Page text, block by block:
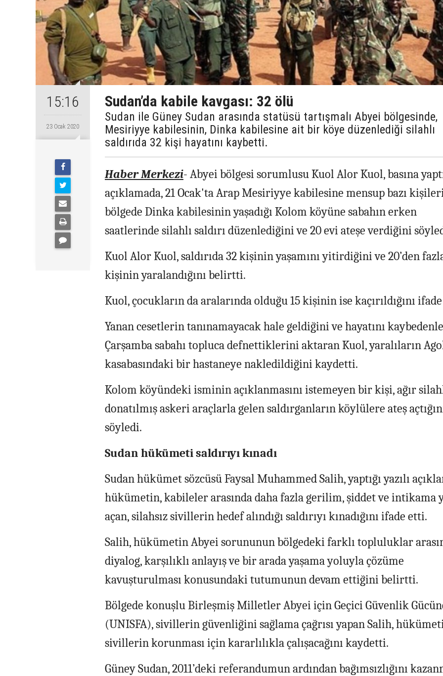
15:16
23 Ocak 2020
Sudan’da kabile kavgası: 32 ölü
Sudan ile Güney Sudan arasında statüsü tartışmalı Abyei bölgesinde,
Mesiriyye kabilesinin, Dinka kabilesine ait bir köye düzenlediği silahlı
saldırıda 32 kişi hayatını kaybetti.
Haber Merkezi- Abyei bölgesi sorumlusu Kuol Alor Kuol, basına
açıklamada, 21 Ocak'ta Arap Mesiriyye kabilesine mensup bazı
bölgede Dinka kabilesinin yaşadığı Kolom köyüne sabahın erken
saatlerinde silahlı saldırı düzenlediğini ve 20 evi ateşe verdiğini
Kuol Alor Kuol, saldırıda 32 kişinin yaşamını yitirdiğini ve 20’den
kişinin yaralandığını belirtti.
Kuol, çocukların da aralarında olduğu 15 kişinin ise kaçırıldığını
Yanan cesetlerin tanınamayacak hale geldiğini ve hayatını
Çarşamba sabahı topluca defnettiklerini aktaran Kuol, yaralıların
kasabasındaki bir hastaneye nakledildiğini kaydetti.
Kolom köyündeki isminin açıklanmasını istemeyen bir kişi, ağır
donatılmış askeri araçlarla gelen saldırganların köylülere ateş
söyledi.
Sudan hükümeti saldırıyı kınadı
Sudan hükümet sözcüsü Faysal Muhammed Salih, yaptığı yazılı
hükümetin, kabileler arasında daha fazla gerilim, şiddet ve intikama
açan, silahsız sivillerin hedef alındığı saldırıyı kınadığını ifade etti.
Salih, hükümetin Abyei sorununun bölgedeki farklı topluluklar
diyalog, karşılıklı anlayış ve bir arada yaşama yoluyla çözüme
kavuşturulması konusundaki tutumunun devam ettiğini belirtti.
Bölgede konuşlu Birleşmiş Milletler Abyei için Geçici Güvenlik
(UNISFA), sivillerin güvenliğini sağlama çağrısı yapan Salih,
sivillerin korunması için kararlılıkla çalışacağını kaydetti.
Güney Sudan, 2011’deki referandumun ardından bağımsızlığını